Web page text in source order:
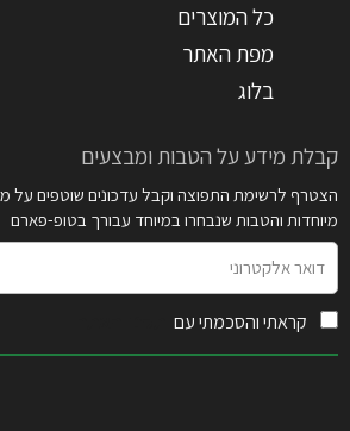
כל המוצרים
מפת האתר
בלוג
קבלת מידע על הטבות ומבצעים
הצטרף לרשימת התפוצה וקבל עדכונים שוטפים על
מיוחדות והטבות שנבחרו במיוחד עבורך בטופ-פארם
אלקטרוני
קראתי והסכמתי עם